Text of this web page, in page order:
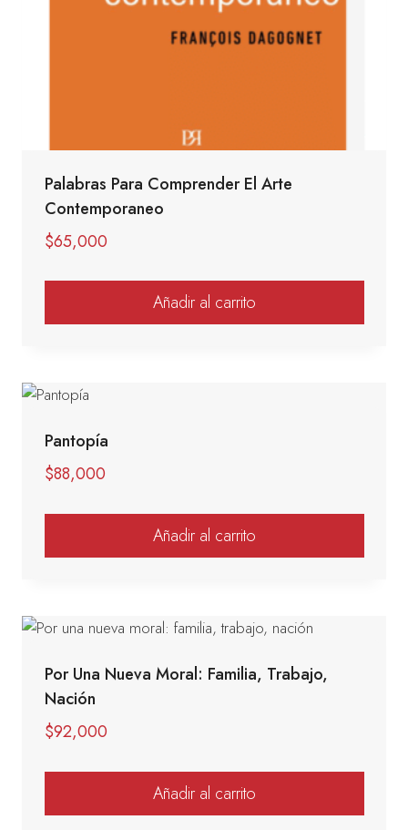
Palabras Para Comprender El Arte
Contemporaneo
$65,000
Añadir al carrito
Pantopía
$88,000
Añadir al carrito
Por Una Nueva Moral: Familia, Trabajo,
Nación
$92,000
Añadir al carrito